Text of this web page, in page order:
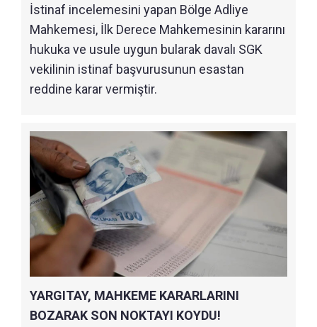
İstinaf incelemesini yapan Bölge Adliye
Mahkemesi, İlk Derece Mahkemesinin kararını
hukuka ve usule uygun bularak davalı SGK
vekilinin istinaf başvurusunun esastan
reddine karar vermiştir.
YARGITAY, MAHKEME KARARLARINI
BOZARAK SON NOKTAYI KOYDU!